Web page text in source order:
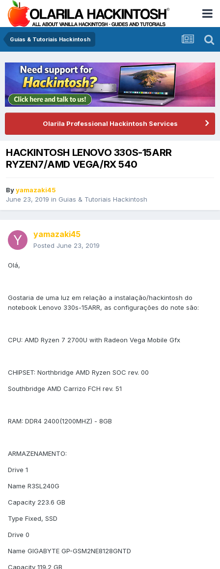
Guias & Tutoriais Hackintosh
Olarila Professional Hackintosh Services
HACKINTOSH LENOVO 330S-15ARR
RYZEN7/AMD VEGA/RX 540
Byyamazaki45
June 23, 2019 in Guias & Tutoriais Hackintosh
yamazaki45
Posted June 23, 2019
Olá,
Gostaria de uma luz em relação a instalação/hackintosh do
notebook Lenovo 330s-15ARR, as configurações do note são:
CPU: AMD Ryzen 7 2700U with Radeon Vega Mobile Gfx
CHIPSET: Northbridge AMD Ryzen SOC rev. 00
Southbridge AMD Carrizo FCH rev. 51
RAM: DDR4 2400(1200MHZ) - 8GB
ARMAZENAMENTO:
Drive 1
Name R3SL240G
Capacity 223.6 GB
Type Fixed, SSD
Drive 0
Name GIGABYTE GP-GSM2NE8128GNTD
Capacity 119.2 GB